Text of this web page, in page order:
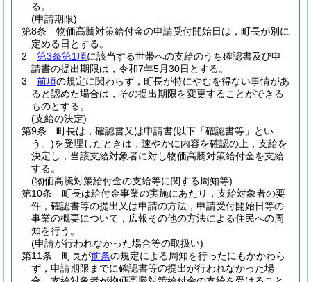
る。
(申請期限)
第8条
物価高騰対策給付金の申請受付開始日は，町長が別に
定める日とする。
2
第3条第1項に該当する世帯への支給のうち確認書及び申
請書の提出期限は，令和7年5月30日とする。
3
前項の規定に関わらず，町長が特にやむを得ない事情があ
ると認めた場合は，その提出期限を変更することができる
ものとする。
(支給の決定)
第9条
町長は，確認書又は申請書(以下「確認書等」とい
う。)を受理したときは，速やかに内容を確認の上，支給を
決定し，当該支給対象者に対し物価高騰対策給付金を支給
する。
(物価高騰対策給付金の支給等に関する周知等)
第10条
町長は給付金事業の実施にあたり，支給対象者の要
件，確認書等の提出又は申請の方法，申請受付開始日等の
事業の概要について，広報その他の方法による住民への周
知を行う。
(申請が行われなかった場合等の取扱い)
第11条
町長が前条の規定による周知を行ったにもかかわら
ず，申請期限までに確認書等の提出が行われなかった場